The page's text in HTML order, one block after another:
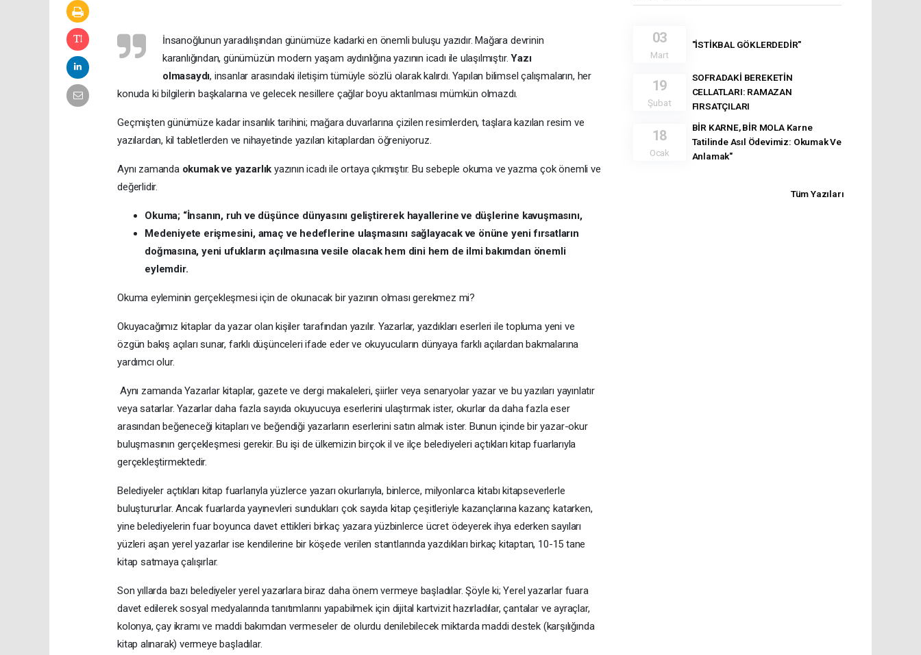
İnsanoğlunun yaradılışından günümüze kadarki en önemli buluşu yazıdır. Mağara devrinin
karanlığından, günümüzün modern yaşam aydınlığına yazının icadı ile ulaşılmıştır.Yazı
olmasaydı, insanlar arasındaki iletişim tümüyle sözlü olarak kalırdı. Yapılan bilimsel çalışmaların, her
konuda ki bilgilerin başkalarına ve gelecek nesillere çağlar boyu aktarılması mümkün olmazdı.
Geçmişten günümüze kadar insanlık tarihini; mağara duvarlarına çizilen resimlerden, taşlara kazılan resim ve
yazılardan, kil tabletlerden ve nihayetinde yazılan kitaplardan öğreniyoruz.
Aynı zamanda okumak ve yazarlık yazının icadı ile ortaya çıkmıştır. Bu sebeple okuma ve yazma çok önemli ve
değerlidir.
Okuma; “İnsanın, ruh ve düşünce dünyasını geliştirerek hayallerine ve düşlerine kavuşmasını,
Medeniyete erişmesini, amaç ve hedeflerine ulaşmasını sağlayacak ve önüne yeni fırsatların
doğmasına, yeni ufukların açılmasına vesile olacak hem dini hem de ilmi bakımdan önemli
eylemdir.
Okuma eyleminin gerçekleşmesi için de okunacak bir yazının olması gerekmez mi?
Okuyacağımız kitaplar da yazar olan kişiler tarafından yazılır. Yazarlar, yazdıkları eserleri ile topluma yeni ve
özgün bakış açıları sunar, farklı düşünceleri ifade eder ve okuyucuların dünyaya farklı açılardan bakmalarına
yardımcı olur.
Aynı zamanda Yazarlar kitaplar, gazete ve dergi makaleleri, şiirler veya senaryolar yazar ve bu yazıları yayınlatır
veya satarlar. Yazarlar daha fazla sayıda okuyucuya eserlerini ulaştırmak ister, okurlar da daha fazla eser
arasından beğeneceği kitapları ve beğendiği yazarların eserlerini satın almak ister. Bunun içinde bir yazar-okur
buluşmasının gerçekleşmesi gerekir. Bu işi de ülkemizin birçok il ve ilçe belediyeleri açtıkları kitap fuarlarıyla
gerçekleştirmektedir.
Belediyeler açtıkları kitap fuarlarıyla yüzlerce yazarı okurlarıyla, binlerce, milyonlarca kitabı kitapseverlerle
buluştururlar. Ancak fuarlarda yayınevleri sundukları çok sayıda kitap çeşitleriyle kazançlarına kazanç katarken,
yine belediyelerin fuar boyunca davet ettikleri birkaç yazara yüzbinlerce ücret ödeyerek ihya ederken sayıları
yüzleri aşan yerel yazarlar ise kendilerine bir köşede verilen stantlarında yazdıkları birkaç kitaptan, 10-15 tane
kitap satmaya çalışırlar.
Son yıllarda bazı belediyeler yerel yazarlara biraz daha önem vermeye başladılar. Şöyle ki; Yerel yazarlar fuara
davet edilerek sosyal medyalarında tanıtımlarını yapabilmek için dijital kartvizit hazırladılar, çantalar ve ayraçlar,
kolonya, çay ikramı ve maddi bakımdan vermeseler de olurdu denilebilecek miktarda maddi destek (karşılığında
kitap alınarak) vermeye başladılar.
03
Mart
"İSTİKBAL GÖKLERDEDİR"
19
Şubat
SOFRADAKİ BEREKETİN
CELLATLARI: RAMAZAN
FIRSATÇILARI
18
Ocak
BİR KARNE, BİR MOLA Karne
Tatilinde Asıl Ödevimiz: Okumak Ve
Anlamak"
Tüm Yazıları